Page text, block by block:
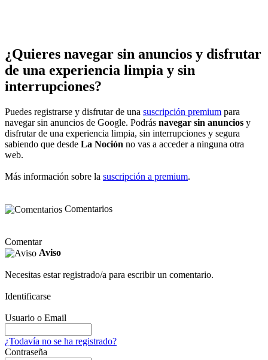
¿Quieres navegar sin anuncios y disfrutar
de una experiencia limpia y sin
interrupciones?
Puedes registrarse y disfrutar de una suscripción premium para
navegar sin anuncios de Google. Podrás navegar sin anuncios y
disfrutar de una experiencia limpia, sin interrupciones y segura
sabiendo que desde La Noción no vas a acceder a ninguna otra
web.
Más información sobre la suscripción a premium.
Comentarios
Comentar
Aviso
Necesitas estar registrado/a para escribir un comentario.
Identificarse
Usuario o Email
¿Todavía no se ha registrado?
Contraseña